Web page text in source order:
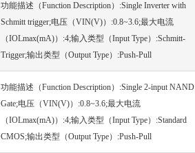
功能描述（Function Description）:Single Inverter with
Schmitt trigger;电压（VIN(V)）:0.8~3.6;最大电流
（IOLmax(mA)）:4;输入类型（Input Type）:Schmitt-
Trigger;输出类型（Output Type）:Push-Pull
功能描述（Function Description）:Single 2-input NAND
Gate;电压（VIN(V)）:0.8~3.6;最大电流
（IOLmax(mA)）:4;输入类型（Input Type）:Standard
CMOS;输出类型（Output Type）:Push-Pull